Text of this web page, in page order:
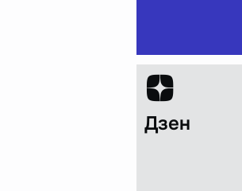
Дзен